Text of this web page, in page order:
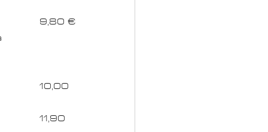
Noutopöydästä :  														9,80 €